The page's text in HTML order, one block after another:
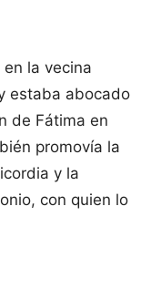
la vecina
estaba abocado
de Fátima en
promovía la
y la
con quien lo